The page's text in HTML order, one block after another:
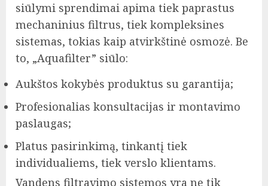
siūlymi sprendimai apima tiek paprastus
mechaninius filtrus, tiek kompleksines
sistemas, tokias kaip atvirkštinė osmozė. Be
to, „Aquafilter” siūlo:
Aukštos kokybės produktus su garantija;
Profesionalias konsultacijas ir montavimo
paslaugas;
Platus pasirinkimą, tinkantį tiek
individualiems, tiek verslo klientams.
Vandens filtravimo sistemos yra ne tik